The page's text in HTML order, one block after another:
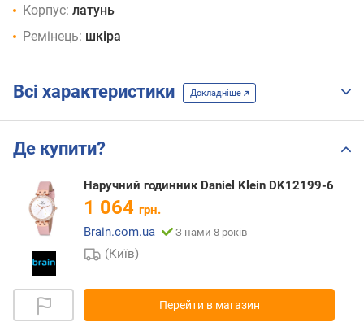
Корпус: латунь
Ремінець: шкіра
Всі характеристики Докладніше
Де купити?
Наручний годинник Daniel Klein DK12199-6
1 064 грн.
Brain.com.ua
З нами 8 років
(Київ)
Перейти в магазин